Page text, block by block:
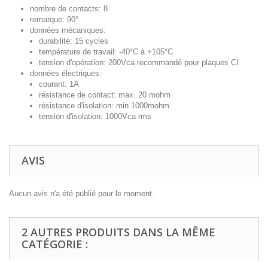
nombre de contacts: 8
remarque: 90°
données mécaniques:
durabilité: 15 cycles
température de travail: -40°C à +105°C
tension d'opération: 200Vca recommandé pour plaques CI
données électriques:
courant: 1A
résistance de contact: max. 20 mohm
résistance d'isolation: min 1000mohm
tension d'isolation: 1000Vca rms
AVIS
Aucun avis n'a été publié pour le moment.
2 AUTRES PRODUITS DANS LA MÊME
CATÉGORIE :